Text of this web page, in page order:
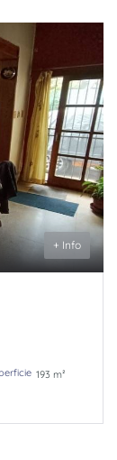
+ Info
193 m²